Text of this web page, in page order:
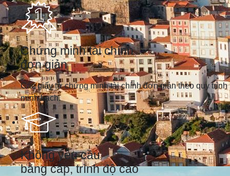
Chứng minh tài chính
đơn giản
Các giấy tờ chứng minh tài chính đơn giản theo quy trình
minh bạch.
Không yêu cầu
bằng cấp, trình độ cao